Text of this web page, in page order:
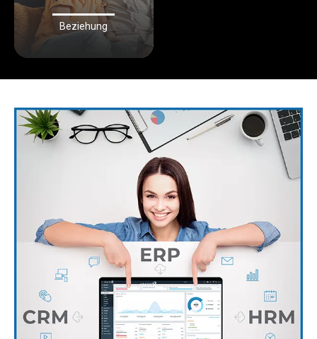
Beziehung